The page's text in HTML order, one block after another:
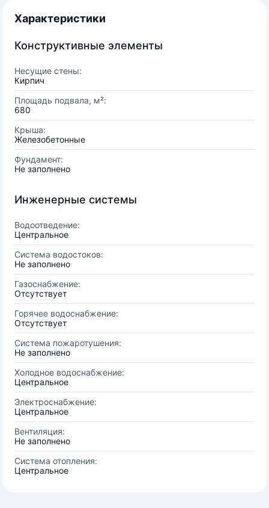
Характеристики
Конструктивные элементы
Несущие стены:
Кирпич
Площадь подвала, м²:
680
Крыша:
Железобетонные
Фундамент:
Не заполнено
Инженерные системы
Водоотведение:
Центральное
Система водостоков:
Не заполнено
Газоснабжение:
Отсутствует
Горячее водоснабжение:
Отсутствует
Система пожаротушения:
Не заполнено
Холодное водоснабжение:
Центральное
Электроснабжение:
Центральное
Вентиляция:
Не заполнено
Система отопления:
Центральное